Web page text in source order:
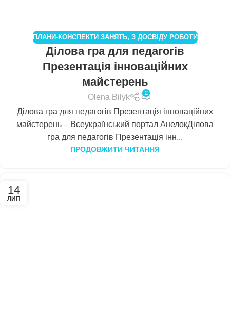
ПЛАНИ-КОНСПЕКТИ ЗАНЯТЬ, З ДОСВІДУ РОБОТИ
Ділова гра для педагогів
Презентація інноваційних
майстерень
Olena Bilyk
2
Ділова гра для педагогів Презентація інноваційних
майстерень – Всеукраїнський портал АнелокДілова
гра для педагогів Презентація інн...
ПРОДОВЖИТИ ЧИТАННЯ
14
ЛИП